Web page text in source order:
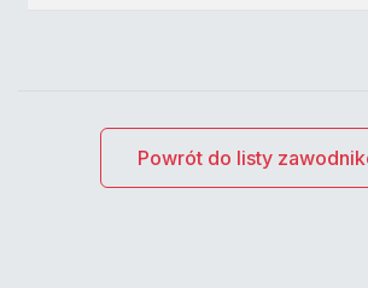
Powrót do listy